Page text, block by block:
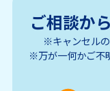
ご相談か
※キャンセルの
※万が一何かご不